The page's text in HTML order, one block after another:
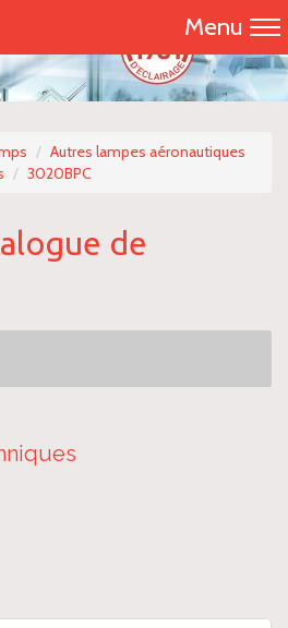
Menu
Accueil
produits
Autres lampes aéronautiques
3020BPC
de